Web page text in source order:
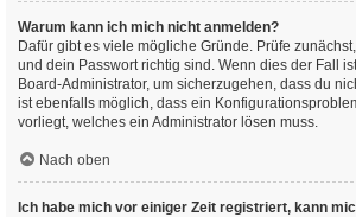
Warum kann ich mich nicht anmelden?
Dafür gibt es viele mögliche Gründe. Prüfe
und dein Passwort richtig sind. Wenn dies der Fall
Board-Administrator, um sicherzugehen, dass du
ist ebenfalls möglich, dass ein
vorliegt, welches ein Administrator lösen muss.
Nach oben
Ich habe mich vor einiger Zeit registriert, kann